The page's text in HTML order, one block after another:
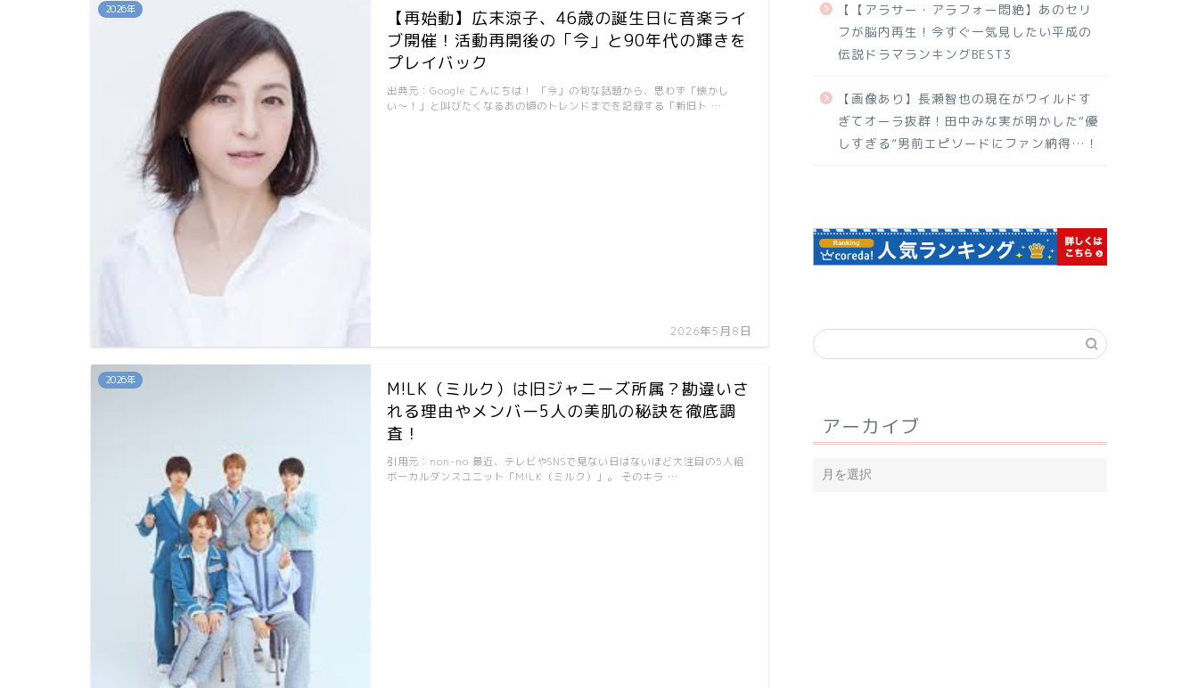
2026年
【再始動】広末涼子、46歳の誕生日に音楽ライ
ブ開催！活動再開後の「今」と90年代の輝きを
プレイバック
2026年5月8日
出典元：Google こんにちは！ 「今」の旬な話題から、思わず「懐かし
い〜！」と叫びたくなるあの頃のトレンドまでを記録する「新旧ト …
2026年
M!LK（ミルク）は旧ジャニーズ所属？勘違いさ
れる理由やメンバー5人の美肌の秘訣を徹底調
査！
引用元：non-no 最近、テレビやSNSで見ない日はないほど大注目の5人組
ボーカルダンスユニット「M!LK（ミルク）」。 そのキラ …
【【アラサー・アラフォー悶絶】あのセリ
フが脳内再生！今すぐ一気見したい平成の
伝説ドラマランキングBEST3
【画像あり】長瀬智也の現在がワイルドす
ぎてオーラ抜群！田中みな実が明かした“優
しすぎる”男前エピソードにファン納得…！
アーカイブ